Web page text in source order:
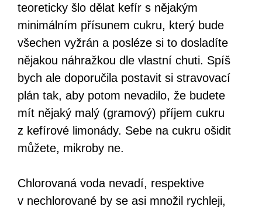
teoreticky šlo dělat kefír s nějakým
minimálním přísunem cukru, který bude
všechen vyžrán a posléze si to dosladíte
nějakou náhražkou dle vlastní chuti. Spíš
bych ale doporučila postavit si stravovací
plán tak, aby potom nevadilo, že budete
mít nějaký malý (gramový) příjem cukru
z kefírové limonády. Sebe na cukru ošidit
můžete, mikroby ne.
Chlorovaná voda nevadí, respektive
v nechlorované by se asi množil rychleji,